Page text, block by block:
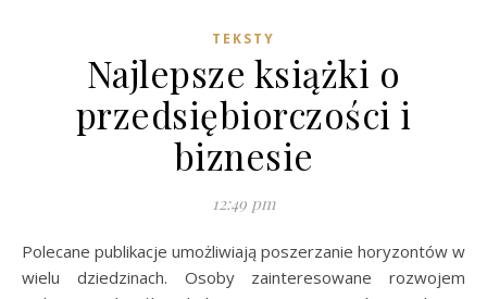
TEKSTY
Najlepsze książki o
przedsiębiorczości i
biznesie
12:49 pm
Polecane publikacje umożliwiają poszerzanie horyzontów w
wielu dziedzinach. Osoby zainteresowane rozwojem